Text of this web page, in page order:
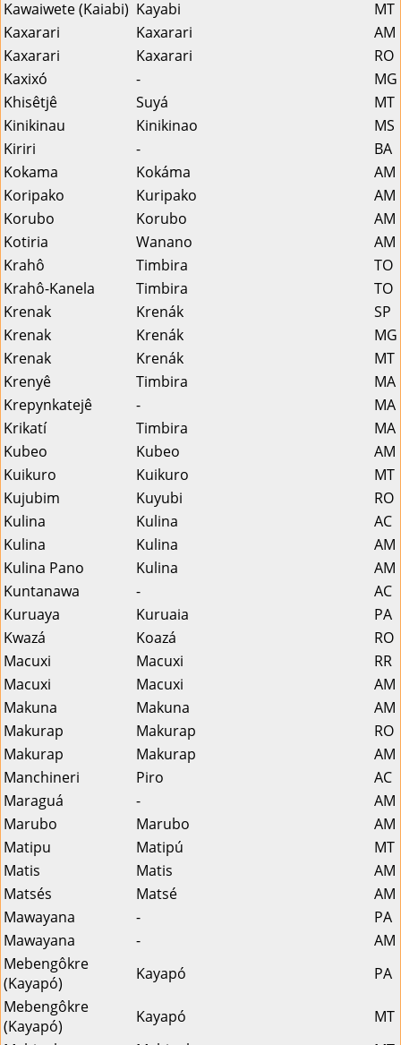
Kawaiwete (Kaiabi) Kayabi
MT
Kaxarari
Kaxarari
AM
Kaxarari
Kaxarari
RO
Kaxixó
-
MG
Khisêtjê
Suyá
MT
Kinikinau
Kinikinao
MS
Kiriri
-
BA
Kokama
Kokáma
AM
Koripako
Kuripako
AM
Korubo
Korubo
AM
Kotiria
Wanano
AM
Krahô
Timbira
TO
Krahô-Kanela
Timbira
TO
Krenak
Krenák
SP
Krenak
Krenák
MG
Krenak
Krenák
MT
Krenyê
Timbira
MA
Krepynkatejê
-
MA
Krikatí
Timbira
MA
Kubeo
Kubeo
AM
Kuikuro
Kuikuro
MT
Kujubim
Kuyubi
RO
Kulina
Kulina
AC
Kulina
Kulina
AM
Kulina Pano
Kulina
AM
Kuntanawa
-
AC
Kuruaya
Kuruaia
PA
Kwazá
Koazá
RO
Macuxi
Macuxi
RR
Macuxi
Macuxi
AM
Makuna
Makuna
AM
Makurap
Makurap
RO
Makurap
Makurap
AM
Manchineri
Piro
AC
Maraguá
-
AM
Marubo
Marubo
AM
Matipu
Matipú
MT
Matis
Matis
AM
Matsés
Matsé
AM
Mawayana
-
PA
Mawayana
-
AM
Mebengôkre
(Kayapó)
Kayapó
PA
Mebengôkre
(Kayapó)
Kayapó
MT